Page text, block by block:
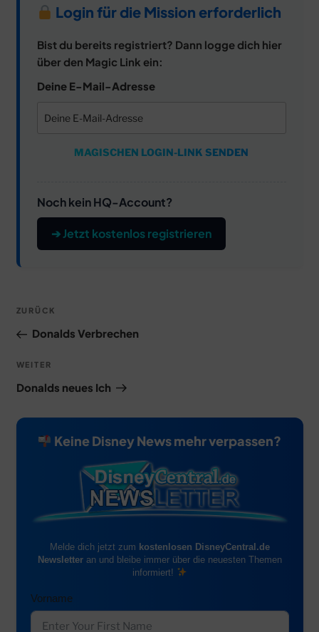
Login für die Mission erforderlich
Bist du bereits registriert? Dann logge dich hier
über den Magic Link ein:
Deine E-Mail-Adresse
MAGISCHEN LOGIN-LINK SENDEN
Noch kein HQ-Account?
➔ Jetzt kostenlos registrieren
Beitragsnavigation
Vorheriger
Beitrag
ZURÜCK
Donalds Verbrechen
Nächster
Beitrag
WEITER
Donalds neues Ich
Keine Disney News mehr verpassen?
Melde dich jetzt zum kostenlosen DisneyCentral.de
Newsletteran und bleibe immer über die neuesten Themen
informiert!
Vorname